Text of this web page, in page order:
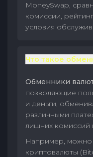
MoneySwap,
комиссии,
условия
Что такое
Обменники
позволяющие
и деньги,
различными
лишних комиссий
Например, можно
криптовалюты